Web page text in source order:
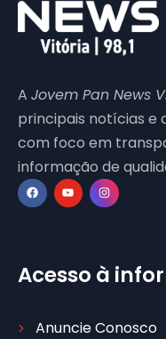
A Jovem Pan News
principais notícias e
com foco em
informação de
Acesso à
Anuncie Conosco